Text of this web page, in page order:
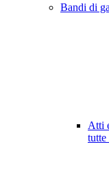
Bandi di
Atti
tutte